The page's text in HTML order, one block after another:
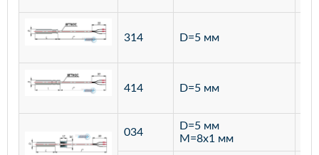
314 D=5 мм
414 D=5 мм
034
D=5 мм
M=8х1 мм